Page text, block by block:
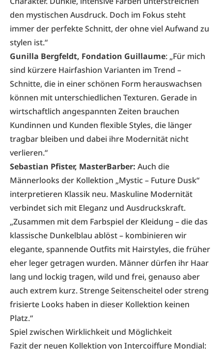
den mystischen Ausdruck. Doch im Fokus steht
immer der perfekte Schnitt, der ohne viel Aufwand zu
stylen ist.“
Gunilla Bergfeldt, Fondation Guillaume: „Für mich
sind kürzere Hairfashion Varianten im Trend –
Schnitte, die in einer schönen Form herauswachsen
können mit unterschiedlichen Texturen. Gerade in
wirtschaftlich angespannten Zeiten brauchen
Kundinnen und Kunden flexible Styles, die länger
tragbar bleiben und dabei ihre Modernität nicht
verlieren.“
Sebastian Pfister, MasterBarber: Auch die
Männerlooks der Kollektion „Mystic – Future Dusk“
interpretieren Klassik neu. Maskuline Modernität
verbindet sich mit Eleganz und Ausdruckskraft.
„Zusammen mit dem Farbspiel der Kleidung – die das
klassische Dunkelblau ablöst – kombinieren wir
elegante, spannende Outfits mit Hairstyles, die früher
eher leger getragen wurden. Männer dürfen ihr Haar
lang und lockig tragen, wild und frei, genauso aber
auch extrem kurz. Strenge Seitenscheitel oder streng
frisierte Looks haben in dieser Kollektion keinen
Platz.“
Spiel zwischen Wirklichkeit und Möglichkeit
Fazit der neuen Kollektion von Intercoiffure Mondial: